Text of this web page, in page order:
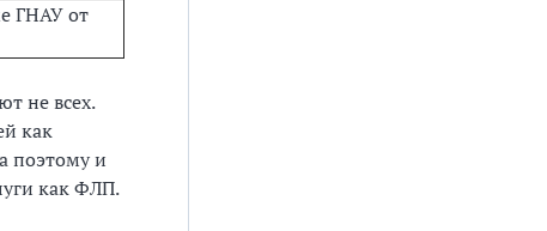
ГНАУ от
не всех.
как
поэтому и
как ФЛП.